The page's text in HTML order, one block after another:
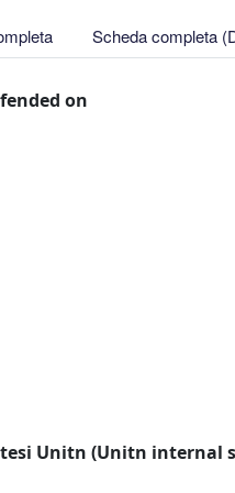
Scheda completa
on
Unitn (Unitn internal